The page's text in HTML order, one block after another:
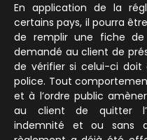
En application de la
certains pays, il pourra
de remplir une fiche
demandé au client de
de vérifier si celui-ci
police. Tout
et à l’ordre public
au client de quitter
indemnité et ou sans